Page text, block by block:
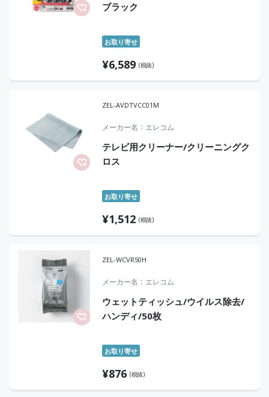
ブラック
お取り寄せ
¥6,589 (税抜)
ZEL-AVDTVCC01M
メーカー名 エレコム
テレビ用クリーナー/クリーニングク
ロス
お取り寄せ
¥1,512 (税抜)
ZEL-WCVR50H
メーカー名 エレコム
ウェットティッシュ/ウイルス除去/
ハンディ/50枚
お取り寄せ
¥876 (税抜)